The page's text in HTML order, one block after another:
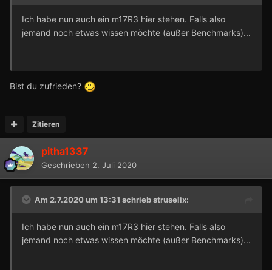
Ich habe nun auch ein m17R3 hier stehen. Falls also
jemand noch etwas wissen möchte (außer Benchmarks)...
Bist du zufrieden?
Zitieren
pitha1337
Geschrieben 2. Juli 2020
Am 2.7.2020 um 13:31 schriebstruselix:
Ich habe nun auch ein m17R3 hier stehen. Falls also
jemand noch etwas wissen möchte (außer Benchmarks)...